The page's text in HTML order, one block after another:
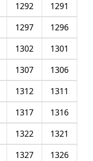
1291
1292
1296
1297
1301
1302
1306
1307
1311
1312
1316
1317
1321
1322
1326
1327